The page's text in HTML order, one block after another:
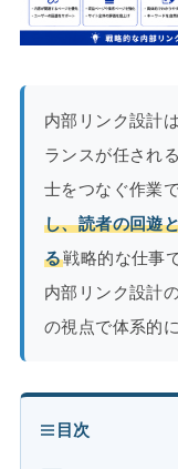
内部リンク設計
ランスが任され
士をつなぐ作業
し、読者の回遊
る戦略的な仕事
内部リンク設計
の視点で体系的
目次